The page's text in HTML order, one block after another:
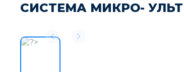
СИСТЕМА МИКРО-